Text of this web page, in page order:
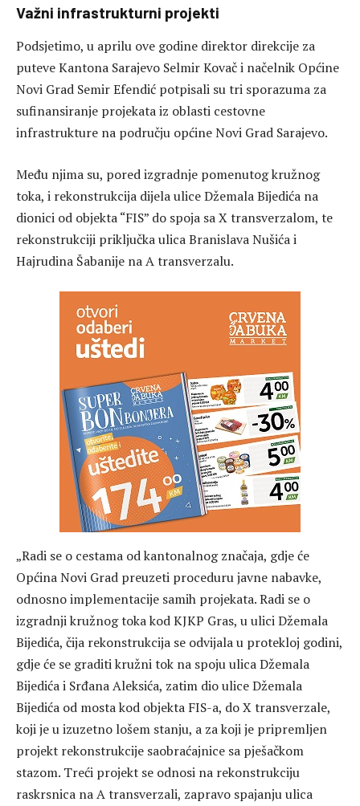
Važni infrastrukturni projekti
Podsjetimo, u aprilu ove godine direktor direkcije za
puteve Kantona Sarajevo Selmir Kovač i načelnik Općine
Novi Grad Semir Efendić potpisali su tri sporazuma za
sufinansiranje projekata iz oblasti cestovne
infrastrukture na području općine Novi Grad Sarajevo.
Među njima su, pored izgradnje pomenutog kružnog
toka, i rekonstrukcija dijela ulice Džemala Bijedića na
dionici od objekta “FIS” do spoja sa X transverzalom, te
rekonstrukciji priključka ulica Branislava Nušića i
Hajrudina Šabanije na A transverzalu.
„Radi se o cestama od kantonalnog značaja, gdje će
Općina Novi Grad preuzeti proceduru javne nabavke,
odnosno implementacije samih projekata. Radi se o
izgradnji kružnog toka kod KJKP Gras, u ulici Džemala
Bijedića, čija rekonstrukcija se odvijala u protekloj godini,
gdje će se graditi kružni tok na spoju ulica Džemala
Bijedića i Srđana Aleksića, zatim dio ulice Džemala
Bijedića od mosta kod objekta FIS-a, do X transverzale,
koji je u izuzetno lošem stanju, a za koji je pripremljen
projekt rekonstrukcije saobraćajnice sa pješačkom
stazom. Treći projekt se odnosi na rekonstrukciju
raskrsnica na A transverzali, zapravo spajanju ulica